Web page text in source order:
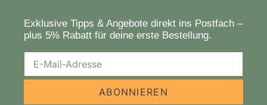
Exklusive Tipps & Angebote direkt ins Postfach –
plus 5% Rabatt für deine erste Bestellung.
ABONNIEREN